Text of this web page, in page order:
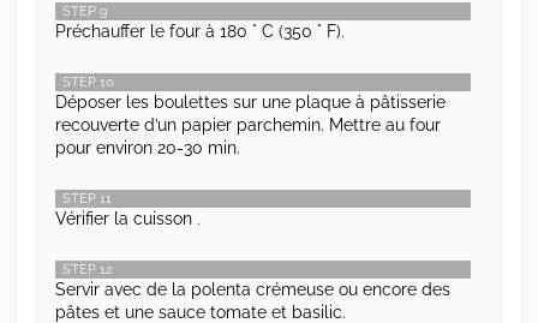
STEP 9
Préchauffer le four à 180 ° C (350 ° F).
STEP 10
Déposer les boulettes sur une plaque à pâtisserie
recouverte d’un papier parchemin. Mettre au four
pour environ 20-30 min.
STEP 11
Vérifier la cuisson .
STEP 12
Servir avec de la polenta crémeuse ou encore des
pâtes et une sauce tomate et basilic.